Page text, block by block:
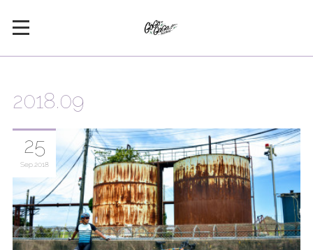
2018.09
25
Sep 2018